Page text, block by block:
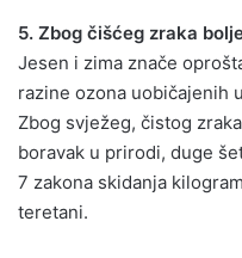
5. Zbog čišćeg zraka
Jesen i zima znače
razine ozona uobičajenih
Zbog svježeg, čistog
boravak u prirodi, duge
7 zakona skidanja
teretani.